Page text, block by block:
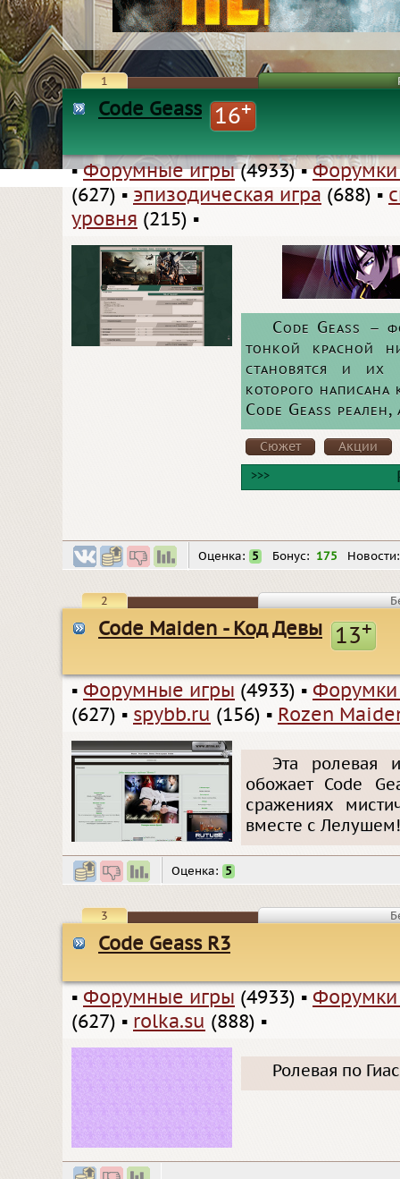
1
Code Geass 16+
▪Форумные игры(4933)▪
(627) ▪ эпизодическая игра (688) ▪
уровня (215) ▪
Code Geass –
тонкой красной
становятся и их
которого
Code Geass реален,
Сюжет Акции
>>>
Оценка: 5 Бонус: 175
2
Code Maiden - Код Девы 13+
▪ Форумные игры (4933) ▪
(627) ▪ spybb.ru (156) ▪ Rozen
Эта ролевая
обожает Code
сражениях
вместе с Лелушем!
Оценка: 5
3
Code Geass R3
▪ Форумные игры (4933) ▪
(627) ▪ rolka.su (888) ▪
Ролевая по